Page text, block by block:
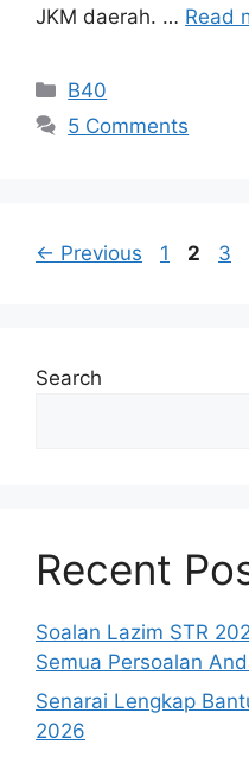
JKM daerah. … Read
Categories
B40
5 Comments
← Previous Page
1 Page
2 3
Search
Recent
Soalan Lazim STR
Semua Persoalan
Senarai Lengkap
2026